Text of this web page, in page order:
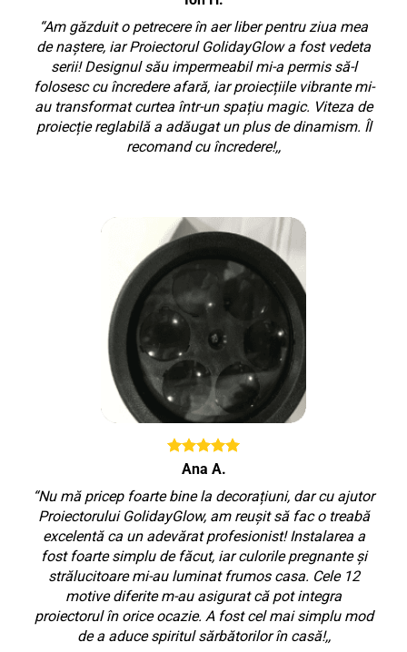
“Am găzduit o petrecere în aer liber pentru ziua mea
de naștere, iar Proiectorul GolidayGlow a fost vedeta
serii! Designul său impermeabil mi-a permis să-l
folosesc cu încredere afară, iar proiecțiile vibrante mi-
au transformat curtea într-un spațiu magic. Viteza de
proiecție reglabilă a adăugat un plus de dinamism. Îl
recomand cu încredere!,,
Ana A.
“Nu mă pricep foarte bine la decorațiuni, dar cu ajutor
Proiectorului GolidayGlow, am reușit să fac o treabă
excelentă ca un adevărat profesionist! Instalarea a
fost foarte simplu de făcut, iar culorile pregnante și
strălucitoare mi-au luminat frumos casa. Cele 12
motive diferite m-au asigurat că pot integra
proiectorul în orice ocazie. A fost cel mai simplu mod
de a aduce spiritul sărbătorilor în casă!,,